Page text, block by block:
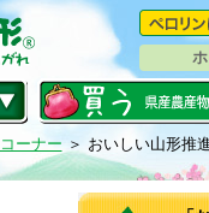
ーナー＞ おいしい山形推